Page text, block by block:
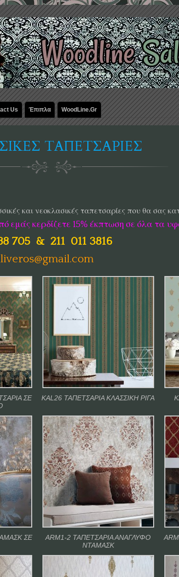
Us Έπιπλα WoodLine.gr
ΤΑΠΕΤΣΑΡΙΕΣ
και νεοκλασικές ταπετσαρίες που θα σας
εμάς κερδίζετε 15% έκπτωση σε όλα τα
705 & 211 011 3816
ΣΕ
KAL26 ΤΑΠΕΤΣΑΡΙΑ ΚΛΑΣΣΙΚΗ ΡΙΓΑ
ΣΕ
ARM1-2 ΤΑΠΕΤΣΑΡΙΑ ΑΝΑΓΛΥΦΟ
ΝΤΑΜΑΣΚ